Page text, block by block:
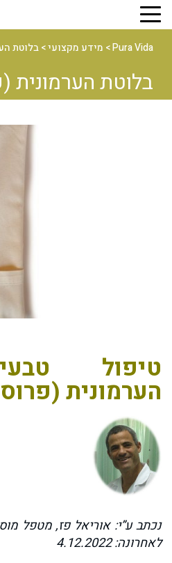
Pura Vida
> מידע מקצועי>בלוטת
בלוטת הערמונית
טיפול
הערמונית
נכתב ע”י: אוריאל פז, מטפל
לאחרונה: 4.12.2022